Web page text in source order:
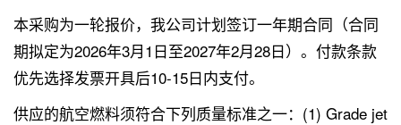
本采购为一轮报价，我公司计划签订一年期合同（合同
期拟定为2026年3月1日至2027年2月28日）。付款条款
优先选择发票开具后10-15日内支付。
供应的航空燃料须符合下列质量标准之一：(1) Grade jet